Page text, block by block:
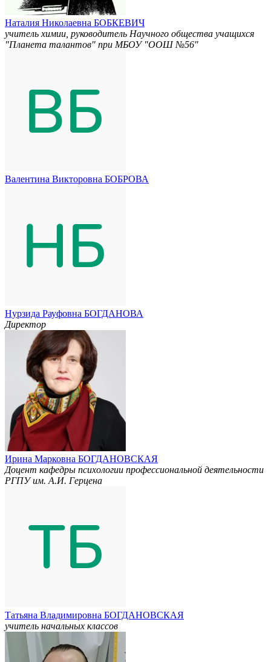
Наталия Николаевна БОБКЕВИЧ
учитель химии, руководитель Научного общества учащихся
"Планета талантов" при МБОУ "ООШ №56"
Валентина Викторовна БОБРОВА
Нурзида Рауфовна БОГДАНОВА
Директор
Ирина Марковна БОГДАНОВСКАЯ
Доцент кафедры психологии профессиональной деятельности
РГПУ им. А.И. Герцена
Татьяна Владимировна БОГДАНОВСКАЯ
учитель начальных классов